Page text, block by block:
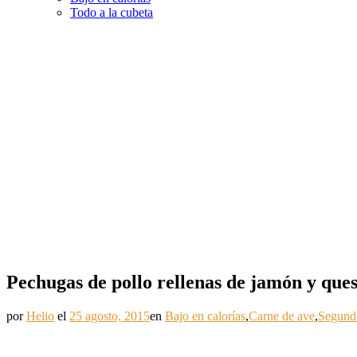
Todo a la cubeta
Pechugas de pollo rellenas de jamón y
porHelio el 25 agosto, 2015en Bajo en calorías,Carne de ave,